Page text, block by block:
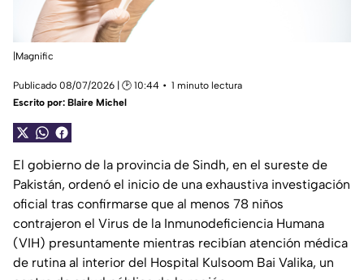
|Magnific
Publicado 08/07/2026 | 🕑 10:44
1 minuto lectura
Escrito por: Blaire Michel
El gobierno de la provincia de Sindh, en el sureste de
Pakistán, ordenó el inicio de una exhaustiva investigación
oficial tras confirmarse que al menos 78 niños
contrajeron el Virus de la Inmunodeficiencia Humana
(VIH) presuntamente mientras recibían atención médica
de rutina al interior del Hospital Kulsoom Bai Valika, un